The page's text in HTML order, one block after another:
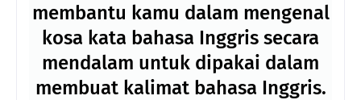
membantu kamu dalam mengenal
kosa kata bahasa Inggris secara
mendalam untuk dipakai dalam
membuat kalimat bahasa Inggris.